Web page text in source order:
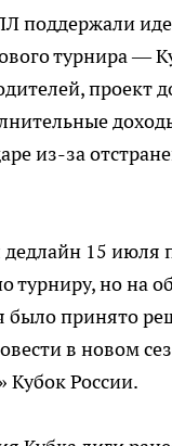
поддержали
турнира —
проект
из-за
15 июля
турниру, но на
было принято
в новом
Кубок России.